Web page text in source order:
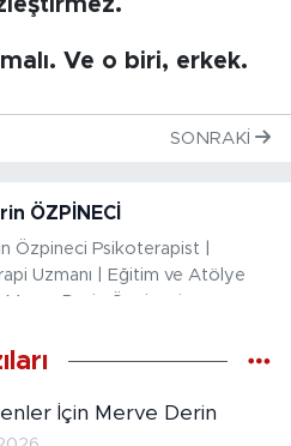
Ve o biri, erkek.
SONRAKI
ÖZPİNECİ
Özpineci Psikoterapist |
Uzmanı | Eğitim ve Atölye
Merve Derin Özpineci,
uzmanlaşmış bir uzmandır.
çalışarak duygusal
sınır koyma becerileri, travma
İçin Merve Derin